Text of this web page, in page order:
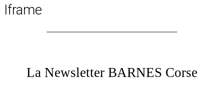
Iframe
La Newsletter BARNES Corse